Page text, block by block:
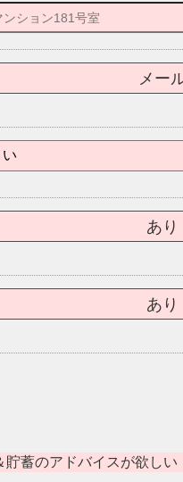
メー
あり
あり
蓄のアドバイスが欲しい